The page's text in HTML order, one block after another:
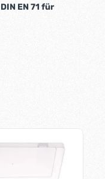
DIN EN 71 für